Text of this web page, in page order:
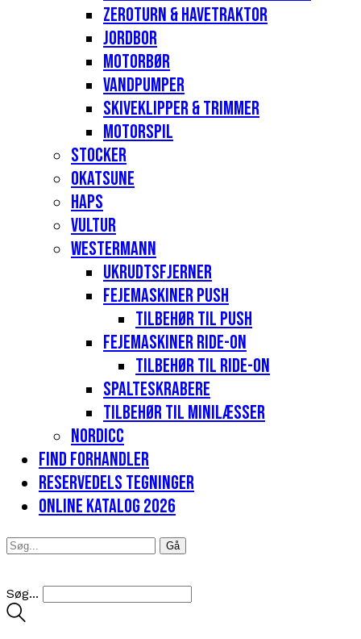
Zeroturn & havetraktor
Jordbor
Motorbør
Vandpumper
Skiveklipper & Trimmer
Motorspil
Stocker
Okatsune
Haps
Vultur
Westermann
Ukrudtsfjerner
Fejemaskiner Push
Tilbehør til push
Fejemaskiner Ride-on
Tilbehør til Ride-on
Spalteskrabere
Tilbehør til minilæsser
Nordicc
Find forhandler
Reservedels tegninger
Online katalog 2026
Søg...